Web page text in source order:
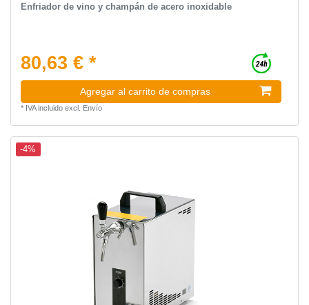
Enfriador de vino y champán de acero inoxidable
80,63 € *
Agregar al carrito de compras
* IVA incluidoexcl. Envío
-4%